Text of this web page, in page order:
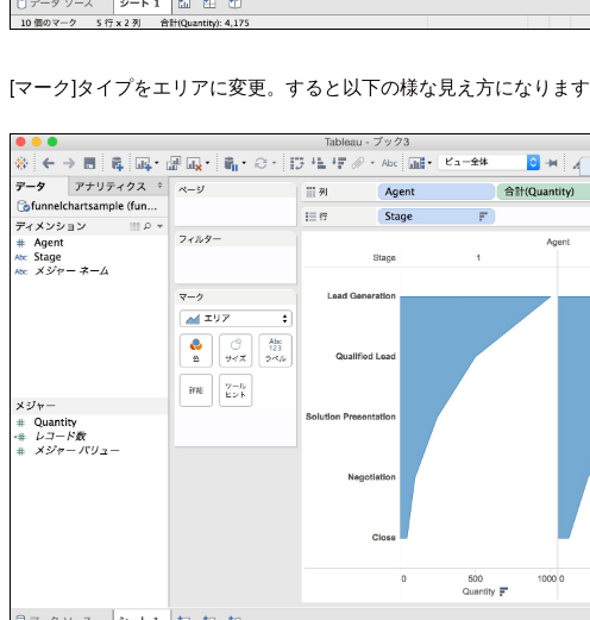
[マーク]タイプをエリアに変更。すると以下の様な見え方になりま